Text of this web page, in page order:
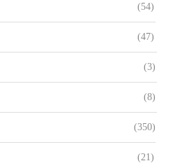
(54)
(47)
(3)
(8)
(350)
(21)